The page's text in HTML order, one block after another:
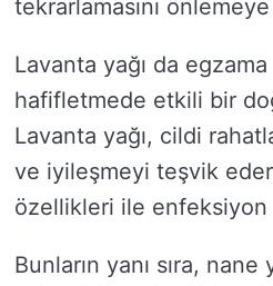
tekrarlamasını
Lavanta yağı da egzama
hafifletmede etkili bir
Lavanta yağı, cildi
ve iyileşmeyi teşvik
özellikleri ile enfeksiyon
Bunların yanı sıra, nane